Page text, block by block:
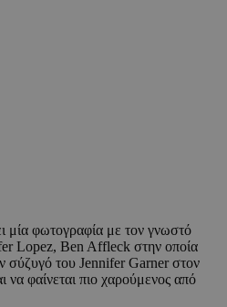
μία φωτογραφία με τον γνωστό
Lopez, Ben Affleck στην οποία
σύζυγό του Jennifer Garner στον
να φαίνεται πιο χαρούμενος από